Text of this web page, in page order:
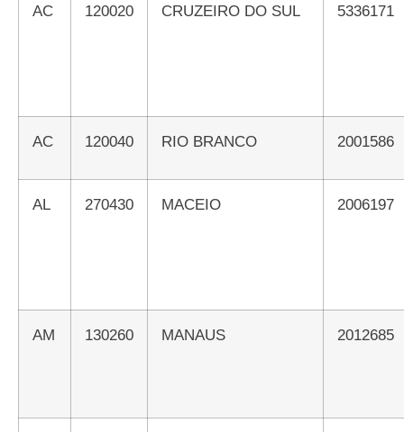
AC 120020 CRUZEIRO DO SUL 5336171
AC 120040 RIO BRANCO 2001586
AL 270430 MACEIO 2006197
AM 130260 MANAUS 2012685